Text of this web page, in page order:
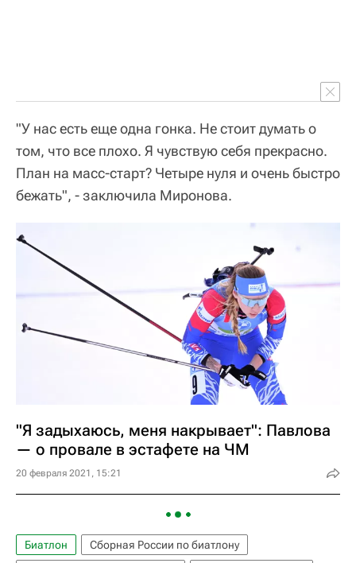
"У нас есть еще одна гонка. Не стоит думать о
том, что все плохо. Я чувствую себя прекрасно.
План на масс-старт? Четыре нуля и очень быстро
бежать", - заключила Миронова.
"Я задыхаюсь, меня накрывает": Павлова
— о провале в эстафете на ЧМ
20 февраля 2021, 15:21
Биатлон
Сборная России по биатлону